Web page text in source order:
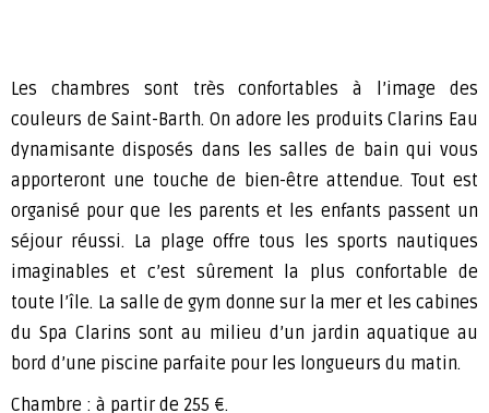
Les chambres sont très confortables à l’image des
couleurs de Saint-Barth. On adore les produits Clarins Eau
dynamisante disposés dans les salles de bain qui vous
apporteront une touche de bien-être attendue. Tout est
organisé pour que les parents et les enfants passent un
séjour réussi. La plage offre tous les sports nautiques
imaginables et c’est sûrement la plus confortable de
toute l’île. La salle de gym donne sur la mer et les cabines
du Spa Clarins sont au milieu d’un jardin aquatique au
bord d’une piscine parfaite pour les longueurs du matin.
Chambre : à partir de 255 €.